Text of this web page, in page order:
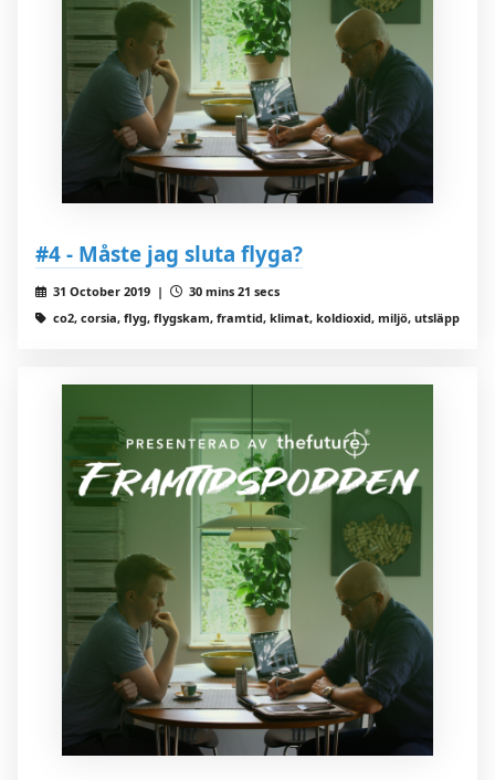
#4 - Måste jag sluta flyga?
31 October 2019 |
30 mins 21 secs
co2, corsia, flyg, flygskam, framtid, klimat, koldioxid, miljö, utsläpp